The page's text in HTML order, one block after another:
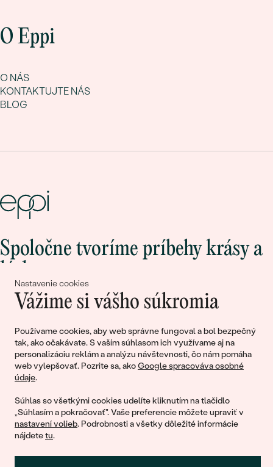
Nastavenie cookies
Vážime si vášho súkromia
Používame cookies, aby web správne fungoval a bol bezpečný
tak, ako očakávate. S vaším súhlasom ich využívame aj na
personalizáciu reklám a analýzu návštevnosti, čo nám pomáha
web vylepšovať. Pozrite sa, akoGoogle spracováva osobné
údaje.
Súhlas so všetkými cookies udelíte kliknutím na tlačidlo
„Súhlasím a pokračovať". Vaše preferencie môžete upraviť v
nastavení volieb. Podrobnosti a všetky dôležité informácie
nájdetetu.
O Eppi
O NÁS
KONTAKTUJTE NÁS
BLOG
Spoločne tvoríme príbehy krásy a
Pripojte sa k nám!
© 2011 - 2026, Eppi.sk